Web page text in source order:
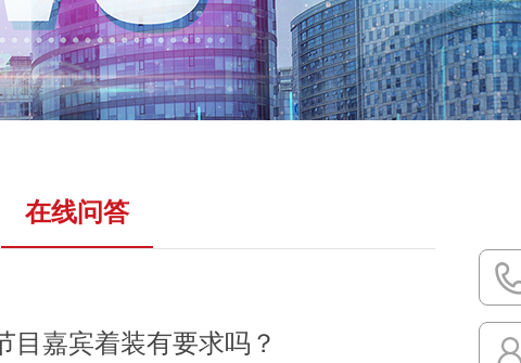
在线问答
目嘉宾着装有要求吗？